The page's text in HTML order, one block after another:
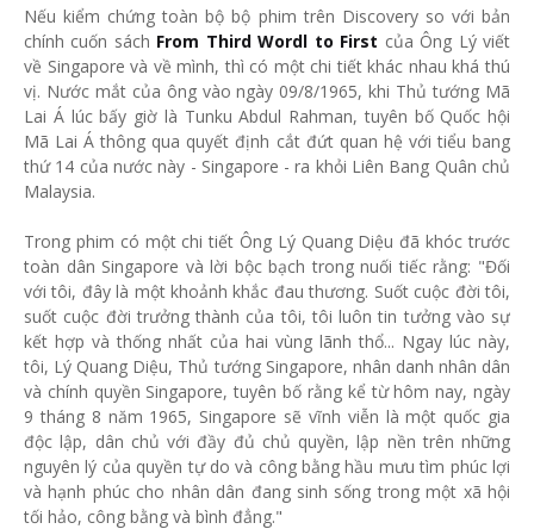
Nếu kiểm chứng toàn bộ bộ phim trên Discovery so với bản
chính cuốn sách From Third Wordl to First của Ông Lý viết
về Singapore và về mình, thì có một chi tiết khác nhau khá thú
vị. Nước mắt của ông vào ngày 09/8/1965, khi Thủ tướng Mã
Lai Á lúc bấy giờ là Tunku Abdul Rahman, tuyên bố Quốc hội
Mã Lai Á thông qua quyết định cắt đứt quan hệ với tiểu bang
thứ 14 của nước này - Singapore - ra khỏi Liên Bang Quân chủ
Malaysia.
Trong phim có một chi tiết Ông Lý Quang Diệu đã khóc trước
toàn dân Singapore và lời bộc bạch trong nuối tiếc rằng: "Đối
với tôi, đây là một khoảnh khắc đau thương. Suốt cuộc đời tôi,
suốt cuộc đời trưởng thành của tôi, tôi luôn tin tưởng vào sự
kết hợp và thống nhất của hai vùng lãnh thổ... Ngay lúc này,
tôi, Lý Quang Diệu, Thủ tướng Singapore, nhân danh nhân dân
và chính quyền Singapore, tuyên bố rằng kể từ hôm nay, ngày
9 tháng 8 năm 1965, Singapore sẽ vĩnh viễn là một quốc gia
độc lập, dân chủ với đầy đủ chủ quyền, lập nền trên những
nguyên lý của quyền tự do và công bằng hầu mưu tìm phúc lợi
và hạnh phúc cho nhân dân đang sinh sống trong một xã hội
tối hảo, công bằng và bình đẳng."